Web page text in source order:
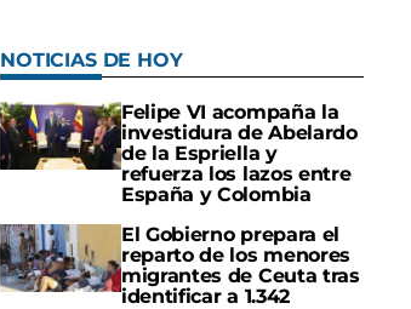
NOTICIAS DE HOY
Felipe VI acompaña la
investidura de Abelardo
de la Espriella y
refuerza los lazos entre
España y Colombia
El Gobierno prepara el
reparto de los menores
migrantes de Ceuta tras
identificar a 1.342